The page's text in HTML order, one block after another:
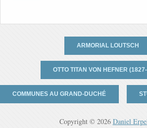
ARMORIAL LOUTSCH
OTTO TITAN VON HEFNER
COMMUNES AU GRAND-DUCHÉ
Copyright © 2026 Daniel